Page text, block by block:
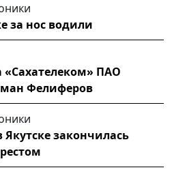
за нос водили
ПАО
Фелиферов
закончилась